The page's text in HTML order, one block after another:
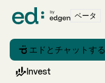
ベータ
 エドとチャットする
Invest